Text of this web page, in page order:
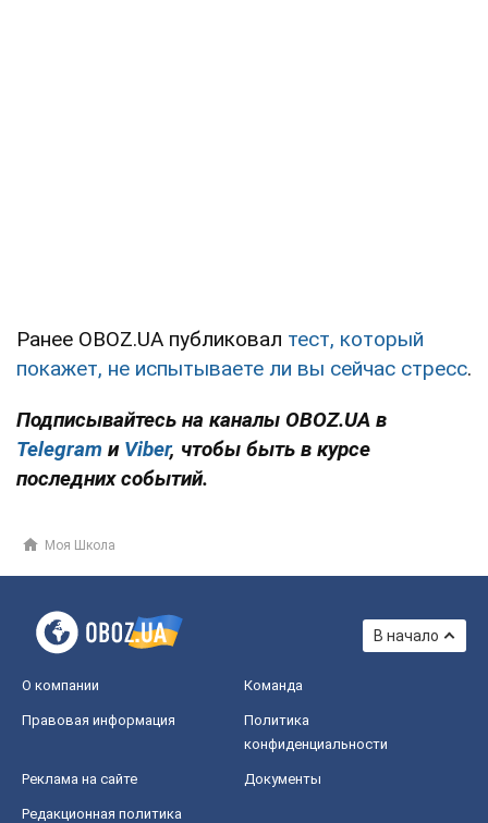
Ранее OBOZ.UA публиковал тест, который
покажет, не испытываете ли вы сейчас стресс.
Подписывайтесь на каналы OBOZ.UA в
Telegram и Viber, чтобы быть в курсе
последних событий.
Моя Школа
В начало
О компании Команда
Правовая информация
Политика
конфиденциальности
Реклама на сайте Документы
Редакционная политика